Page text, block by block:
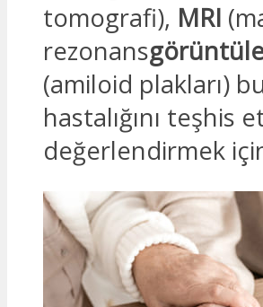
tomografi), MRI
rezonans
(amiloid plakları)
hastalığını teşhis
değerlendirmek